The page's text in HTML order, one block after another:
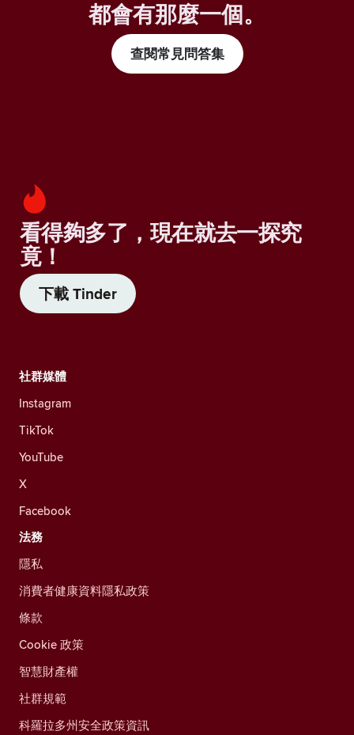
都會有那麼一個。
查閱常見問答集
看得夠多了，現在就去一探究
竟！
下載 Tinder
社群媒體
Instagram
TikTok
YouTube
X
Facebook
法務
隱私
消費者健康資料隱私政策
條款
Cookie 政策
智慧財產權
社群規範
科羅拉多州安全政策資訊